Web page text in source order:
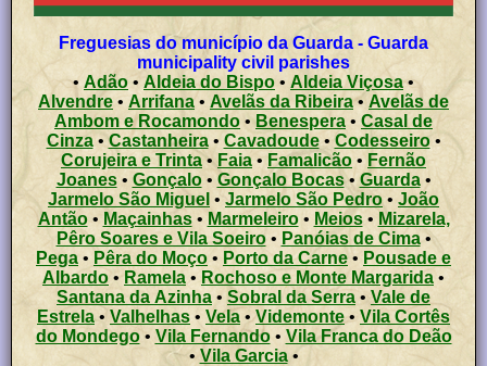
Freguesias do município da Guarda - Guarda
municipality civil parishes
• Adão• Aldeia do Bispo • Aldeia Viçosa•
Alvendre • Arrifana• Avelãs da Ribeira • Avelãs de
Ambom e Rocamondo •Benespera • Casal de
Cinza •Castanheira• Cavadoude•Codesseiro•
Corujeira e Trinta• Faia• Famalicão • Fernão
Joanes• Gonçalo• Gonçalo Bocas• Guarda•
Jarmelo São Miguel • Jarmelo São Pedro • João
Antão• Maçainhas• Marmeleiro • Meios• Mizarela,
Pêro Soares e Vila Soeiro • Panóias de Cima•
Pega • Pêra do Moço • Porto da Carne • Pousade e
Albardo •Ramela • Rochoso e Monte Margarida •
Santana da Azinha • Sobral da Serra • Vale de
Estrela• Valhelhas • Vela •Videmonte• Vila Cortês
do Mondego• Vila Fernando• Vila Franca do Deão
•Vila Garcia •